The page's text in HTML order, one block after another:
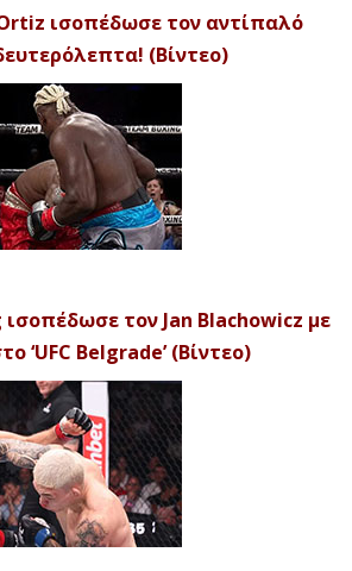
ισοπέδωσε τον αντίπαλό
(Βίντεο)
τον Jan Blachowicz με
‘UFC Belgrade’ (Βίντεο)